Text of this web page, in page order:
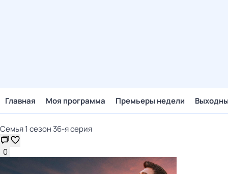
Главная Моя программа Премьеры недели
Семья 1 сезон 36-я серия
0